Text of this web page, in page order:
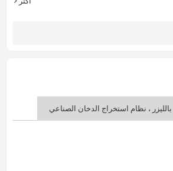
، نظام استخراج الدخان الصناعي